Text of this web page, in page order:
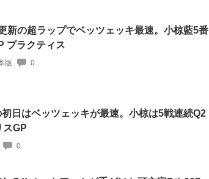
の超ラップでベッツェッキ最速。小椋藍5番
プラクティス
版 0
日はベッツェッキが最速。小椋は5戦連続Q2
スGP
0